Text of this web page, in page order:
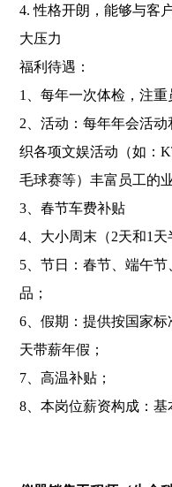
4. 性格开朗，能够与客
大压力
福利待遇：
1、每年一次体检，注重
2、活动：每年年会活
织各项文娱活动（如：
毛球赛等）丰富员工的
3、春节车费补贴
4、大小周末（2天和1天
5、节日：春节、端午
品；
6、假期：提供按国家
天带薪年假；
7、高温补贴；
8、本岗位薪资构成：基